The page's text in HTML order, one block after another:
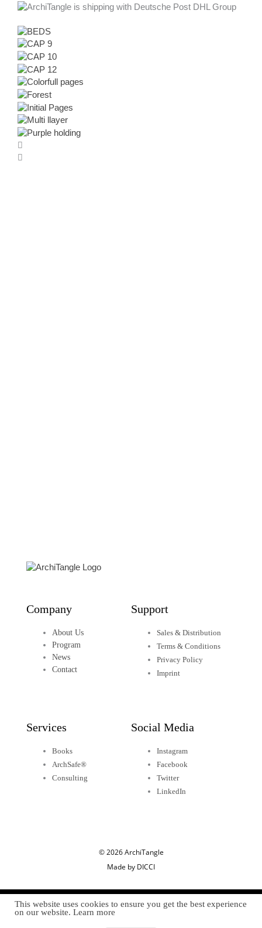
Company
About Us
Program
News
Contact
Support
Sales & Distribution
Terms & Conditions
Privacy Policy
Imprint
Services
Books
ArchSafe®
Consulting
Social Media
Instagram
Facebook
Twitter
LinkedIn
© 2026 ArchiTangle
Made by DICCI
This website uses cookies to ensure you get the best experience
on our website. Learn more